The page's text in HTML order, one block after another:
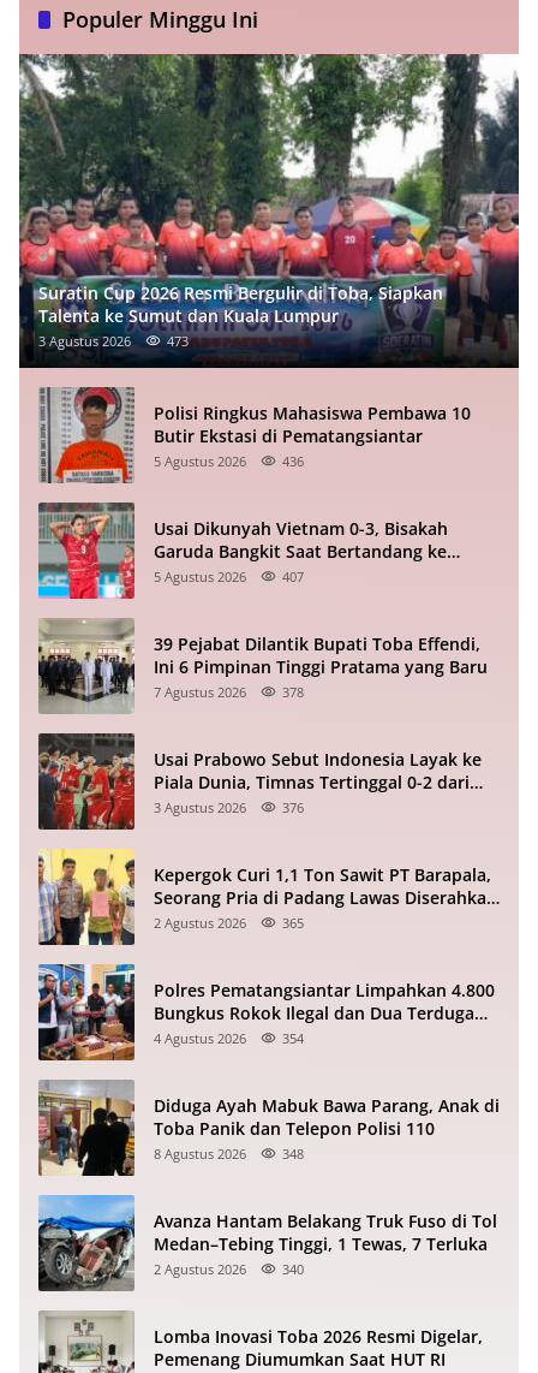
Populer Minggu Ini
Suratin Cup 2026 Resmi Bergulir di Toba, Siapkan
Talenta ke Sumut dan Kuala Lumpur
3 Agustus 2026 473
Polisi Ringkus Mahasiswa Pembawa 10
Butir Ekstasi di Pematangsiantar
5 Agustus 2026 436
Usai Dikunyah Vietnam 0-3, Bisakah
Garuda Bangkit Saat Bertandang ke
Singapura?
5 Agustus 2026 407
39 Pejabat Dilantik Bupati Toba Effendi,
Ini 6 Pimpinan Tinggi Pratama yang Baru
7 Agustus 2026 378
Usai Prabowo Sebut Indonesia Layak ke
Piala Dunia, Timnas Tertinggal 0-2 dari
Vietnam Babak I Piala ASEAN
3 Agustus 2026 376
Kepergok Curi 1,1 Ton Sawit PT Barapala,
Seorang Pria di Padang Lawas Diserahkan
ke Polisi
2 Agustus 2026 365
Polres Pematangsiantar Limpahkan 4.800
Bungkus Rokok Ilegal dan Dua Terduga
Pelaku ke Bea Cukai
4 Agustus 2026 354
Diduga Ayah Mabuk Bawa Parang, Anak di
Toba Panik dan Telepon Polisi 110
8 Agustus 2026 348
Avanza Hantam Belakang Truk Fuso di Tol
Medan–Tebing Tinggi, 1 Tewas, 7 Terluka
2 Agustus 2026 340
Lomba Inovasi Toba 2026 Resmi Digelar,
Pemenang Diumumkan Saat HUT RI